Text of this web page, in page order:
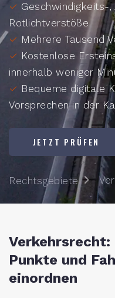
✓ Geschwindigkeits-
Rotlichtverstöße
✓ Mehrere Tausend
✓ Kostenlose
innerhalb weniger
✓ Bequeme digitale
Vorsprechen in der
JETZT PRÜFEN
Rechtsgebiete
Verkehrsrecht:
Punkte und
einordnen